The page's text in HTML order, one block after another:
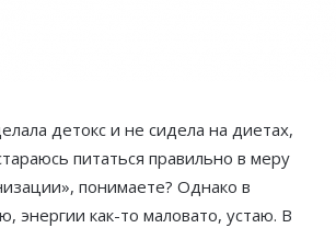
детокс и не сидела на диетах,
питаться правильно в меру
понимаете? Однако в
энергии как-то маловато, устаю. В